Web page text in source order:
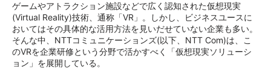
ゲームやアトラクション施設などで広く認知された仮想現実
(Virtual Reality)技術、通称「VR」。しかし、ビジネスユースに
おいてはその具体的な活用方法を見いだせていない企業も多い。
そんな中、NTTコミュニケーションズ(以下、NTT Com)は、こ
のVRを企業研修という分野で活かすべく「仮想現実ソリューシ
ョン」を展開している。